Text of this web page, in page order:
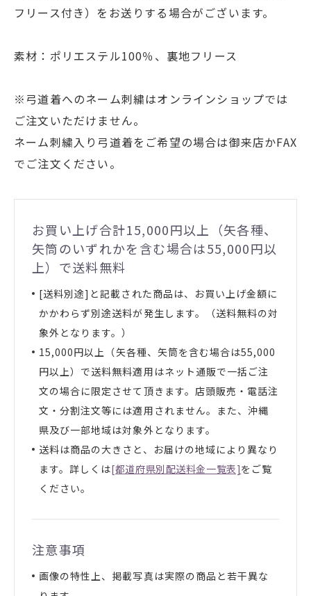
フリース付き）をお送りする場合がございます。
素材：ポリエステル100％、裏地フリース
※弓道着へのネーム刺繍はオンラインショップでは
ご注文いただけません。
ネーム刺繍入り弓道着をご希望の場合は御来店かFAX
でご注文ください。
お買い上げ合計15,000円以上（矢各種、
矢筒のいずれかを含む場合は55,000円以
上）で送料無料
[送料別途]と記載された商品は、お買い上げ金額に
かかわらず別途送料が発生します。（送料無料の対
象外となります。）
15,000円以上（矢各種、矢筒を含む場合は55,000
円以上）で送料無料適用はネット通販で一括ご注
文の場合に限定させて頂きます。店頭販売・電話注
文・分割注文等には適用されません。また、沖縄
県及び一部地域は対象外となります。
送料は商品の大きさと、お届けの地域により異なり
ます。詳しくは[都道府県別配送料金一覧表]をご覧
ください。
注意事項
画像の特性上、掲載写真は実際の商品と若干異な